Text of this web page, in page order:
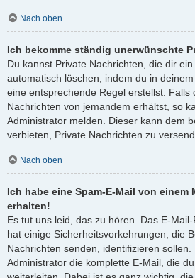
Nach oben
Ich bekomme ständig unerwünschte
Du kannst Private Nachrichten, die dir
automatisch löschen, indem du in
eine entsprechende Regel erstellst. Falls
Nachrichten von jemandem erhältst, so
Administrator melden. Dieser kann dem
verbieten, Private Nachrichten zu
Nach oben
Ich habe eine Spam-E-Mail von einem
erhalten!
Es tut uns leid, das zu hören. Das E-
hat einige Sicherheitsvorkehrungen, die
Nachrichten senden, identifizieren sollen.
Administrator die komplette E-Mail, die